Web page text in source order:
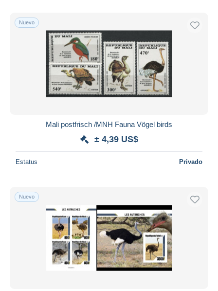
Nuevo
Mali postfrisch /MNH Fauna Vögel birds
± 4,39 US$
Estatus Privado
Nuevo